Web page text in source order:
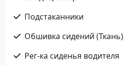
Подстаканники
Обшивка сидений (Ткань)
Рег-ка сиденья водителя